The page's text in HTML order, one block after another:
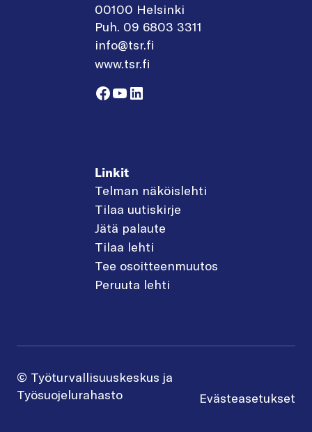
00100 Helsinki
Puh. 09 6803 3311
info@tsr.fi
www.tsr.fi
Facebook
YouTube
LinkedIn
Linkit
Telman näköislehti
Tilaa uutiskirje
Jätä palaute
Tilaa lehti
Tee osoitteenmuutos
Peruuta lehti
© Työturvallisuuskeskus ja
Työsuojelurahasto
Evästeasetukset